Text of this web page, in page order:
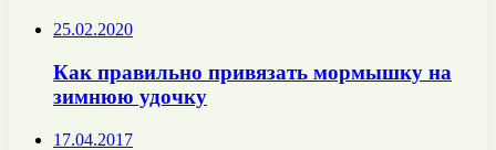
25.02.2020
Как правильно привязать мормышку на
зимнюю удочку
17.04.2017